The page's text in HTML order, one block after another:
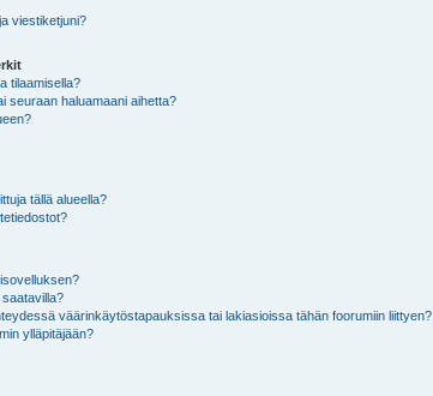
viestiketjuni?
tilaamisella?
seuraan haluamaani aihetta?
tällä alueella?
väärinkäytöstapauksissa tai lakiasioissa tähän foorumiin liittyen?
ylläpitäjään?